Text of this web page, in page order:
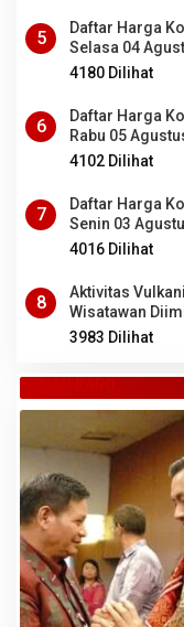
5
Daftar Harga
Selasa 04
4180 Dilihat
6
Daftar Harga
Rabu 05
4102 Dilihat
7
Daftar Harga
Senin 03
4016 Dilihat
8
Aktivitas
Wisatawan
3983 Dilihat
TANAH KARO